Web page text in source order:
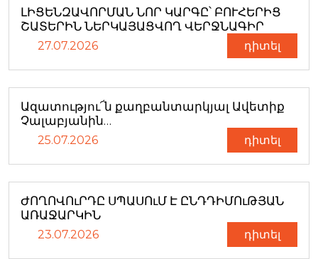
ԼԻՑԵՆԶԱՎՈՐՄԱՆ ՆՈՐ ԿԱՐԳԸ՝ ԲՈՒՀԵՐԻՑ
ՇԱՏԵՐԻՆ ՆԵՐԿԱՅԱՑՎՈՂ ՎԵՐՋՆԱԳԻՐ
27.07.2026 դիտել
Ազատությու՜ն քաղբանտարկյալ Ավետիք
Չալաբյանին…
25.07.2026 դիտել
ԺՈՂՈՎՈւՐԴԸ ՍՊԱՍՈւՄ Է ԸՆԴԴԻՄՈւԹՅԱՆ
ԱՌԱՋԱՐԿԻՆ
23.07.2026 դիտել